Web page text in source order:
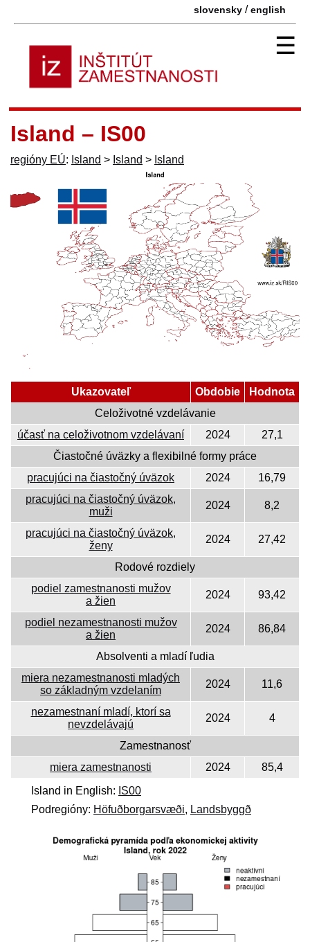
slovensky /english
☰
Island – IS00
regióny EÚ: Island > Island > Island
Ukazovateľ Obdobie
Hodnota
Celoživotné vzdelávanie
účasť na celoživotnom vzdelávaní
2024
27,1
Čiastočné úväzky a flexibilné formy práce
pracujúci na čiastočný úväzok
2024
16,79
pracujúci na čiastočný úväzok,
muži
2024 8,2
pracujúci na čiastočný úväzok,
ženy
2024 27,42
Rodové rozdiely
podiel zamestnanosti mužov
a žien
2024 93,42
podiel nezamestnanosti mužov
a žien
2024 86,84
Absolventi a mladí ľudia
miera nezamestnanosti mladých
so základným vzdelaním
2024 11,6
nezamestnaní mladí, ktorí sa
nevzdelávajú
2024 4
Zamestnanosť
miera zamestnanosti
2024
85,4
Island in English: IS00
Podregióny: Höfuðborgarsvæði, Landsbyggð